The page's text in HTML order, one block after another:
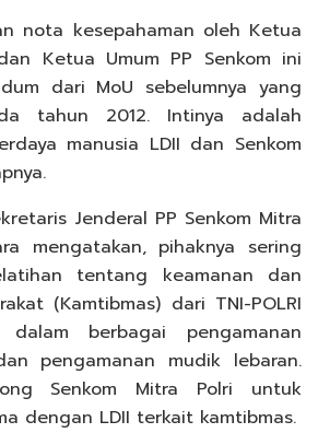
nota kesepahaman oleh Ketua
Ketua Umum PP Senkom ini
dari MoU sebelumnya yang
tahun 2012. Intinya adalah
manusia LDII dan Senkom
Jenderal PP Senkom Mitra
mengatakan, pihaknya sering
tentang keamanan dan
(Kamtibmas) dari TNI-POLRI
berbagai pengamanan
pengamanan mudik lebaran.
Senkom Mitra Polri untuk
dengan LDII terkait kamtibmas.